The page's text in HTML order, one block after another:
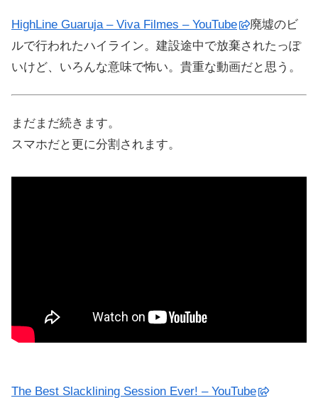
HighLine Guaruja – Viva Filmes – YouTube
廃墟のビ
ルで行われたハイライン。建設途中で放棄されたっぽ
いけど、いろんな意味で怖い。貴重な動画だと思う。
まだまだ続きます。
スマホだと更に分割されます。
The Best Slacklining Session Ever! – YouTube